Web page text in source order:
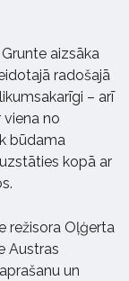
aizsāka
radošajā
– arī
viena no
būdama
kopā ar
režisora Oļģerta
Austras
un